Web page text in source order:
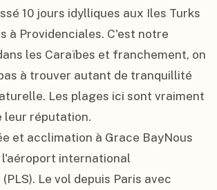
10 jours idylliques aux Iles Turks
à Providenciales. C'est notre
les Caraïbes et franchement, on
à trouver autant de tranquillité
Les plages ici sont vraiment
leur réputation.
et acclimation à Grace BayNous
international
Le vol depuis Paris avec